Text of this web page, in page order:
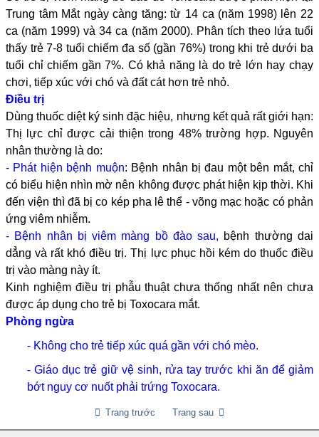
Trung tâm Mắt ngày càng tăng: từ 14 ca (năm 1998) lên 22
ca (năm 1999) và 34 ca (năm 2000). Phân tích theo lứa tuổi
thấy trẻ 7-8 tuổi chiếm đa số (gần 76%) trong khi trẻ dưới ba
tuổi chỉ chiếm gần 7%. Có khả năng là do trẻ lớn hay chạy
chơi, tiếp xúc với chó và đất cát hơn trẻ nhỏ.
Điều trị
Dùng thuốc diệt ký sinh đặc hiệu, nhưng kết quả rất giới hạn:
Thị lực chỉ được cải thiện trong 48% trường hợp. Nguyên
nhân thường là do:
- Phát hiện bệnh muộn: Bệnh nhân bị đau một bên mắt, chỉ
có biểu hiện nhìn mờ nên không được phát hiện kịp thời. Khi
đến viện thì đã bị co kép pha lê thể - võng mạc hoặc có phản
ứng viêm nhiễm.
- Bệnh nhân bị viêm màng bồ đào sau, bệnh thường dai
dẳng và rất khó điều trị. Thị lực phục hồi kém do thuốc điều
trị vào màng này ít.
Kinh nghiệm điều trị phẫu thuật chưa thống nhất nên chưa
được áp dụng cho trẻ bị Toxocara mắt.
Phòng ngừa
- Không cho trẻ tiếp xúc quá gần với chó mèo.
- Giáo dục trẻ giữ vệ sinh, rửa tay trước khi ăn để giảm
bớt nguy cơ nuốt phải trứng Toxocara.
Trang trước Trang sau